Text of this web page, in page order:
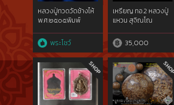
หลวงปู่ทวดวัดช้างไห้
พ.ศ.๒๕๐๕พิมพ์
ทองคำgold{rare
show}ไม่ผ่านการใช้
พระโชว์
เหรียญ ทอ.2 หลวงปู่
แหวน สุจิณโณ
35,000